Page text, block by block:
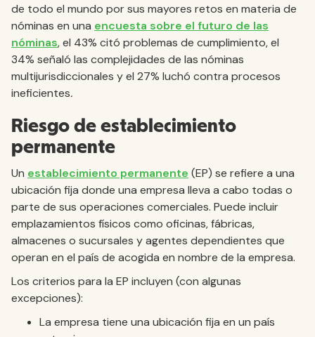
de todo el mundo por sus mayores retos en materia de
nóminas en una encuesta sobre el futuro de las
nóminas, el 43% citó problemas de cumplimiento, el
34% señaló las complejidades de las nóminas
multijurisdiccionales y el 27% luchó contra procesos
ineficientes.
Riesgo de establecimiento
permanente
Un establecimiento permanente (EP) se refiere a una
ubicación fija donde una empresa lleva a cabo todas o
parte de sus operaciones comerciales. Puede incluir
emplazamientos físicos como oficinas, fábricas,
almacenes o sucursales y agentes dependientes que
operan en el país de acogida en nombre de la empresa.
Los criterios para la EP incluyen (con algunas
excepciones):
La empresa tiene una ubicación fija en un país